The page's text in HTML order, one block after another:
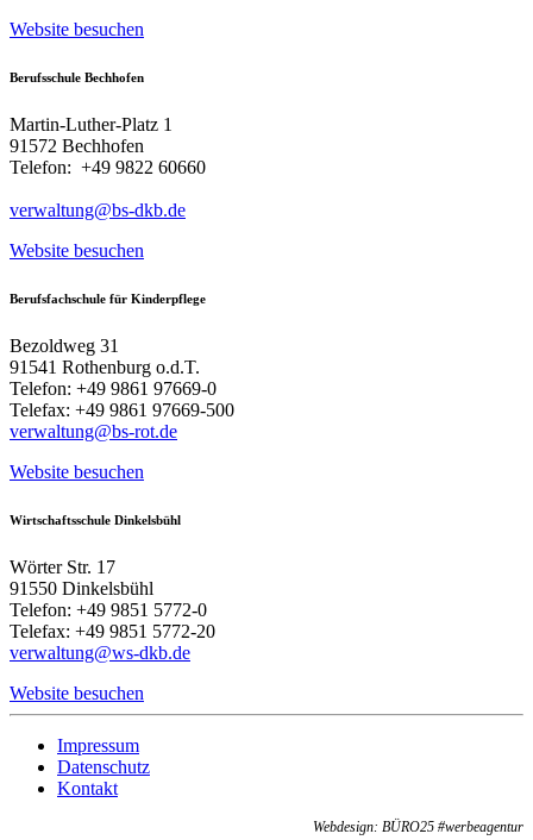
Website besuchen
Berufsschule Bechhofen
Martin-Luther-Platz 1
91572 Bechhofen
Telefon: +49 9822 60660
verwaltung@bs-dkb.de
Website besuchen
Berufsfachschule für Kinderpflege
Bezoldweg 31
91541 Rothenburg o.d.T.
Telefon: +49 9861 97669-0
Telefax: +49 9861 97669-500
verwaltung@bs-rot.de
Website besuchen
Wirtschaftsschule Dinkelsbühl
Wörter Str. 17
91550 Dinkelsbühl
Telefon: +49 9851 5772-0
Telefax: +49 9851 5772-20
verwaltung@ws-dkb.de
Website besuchen
Impressum
Datenschutz
Kontakt
Webdesign: BÜRO25 #werbeagentur